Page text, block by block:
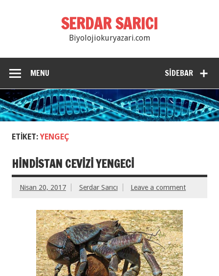
SERDAR SARICI
Biyolojiokuryazari.com
SIDEBAR
MENU
ETIKET:YENGEÇ
HİNDİSTAN CEVİZİ YENGECİ
Nisan 20, 2017 Serdar Sarıcı Leave a comment